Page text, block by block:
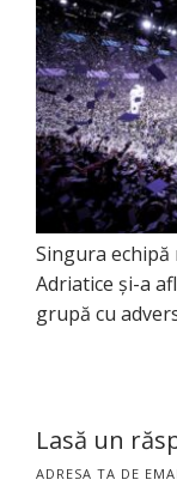
Singura
Adriatice și-a
grupă cu
Lasă un
ADRESA TA DE